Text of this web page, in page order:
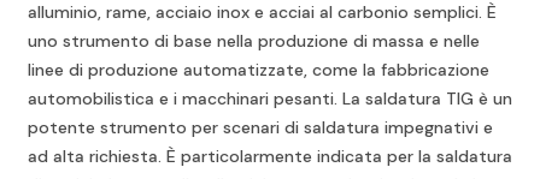
alluminio, rame, acciaio inox e acciai al carbonio semplici. È
uno strumento di base nella produzione di massa e nelle
linee di produzione automatizzate, come la fabbricazione
automobilistica e i macchinari pesanti. La saldatura TIG è un
potente strumento per scenari di saldatura impegnativi e
ad alta richiesta. È particolarmente indicata per la saldatura